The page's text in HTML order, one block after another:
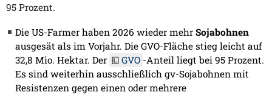
95 Prozent.
Die US-Farmer haben 2026 wieder mehr Sojabohnen
ausgesät als im Vorjahr. Die GVO-Fläche stieg leicht auf
32,8 Mio. Hektar. Der
GVO -Anteil liegt bei 95 Prozent.
Es sind weiterhin ausschließlich gv-Sojabohnen mit
Resistenzen gegen einen oder mehrere